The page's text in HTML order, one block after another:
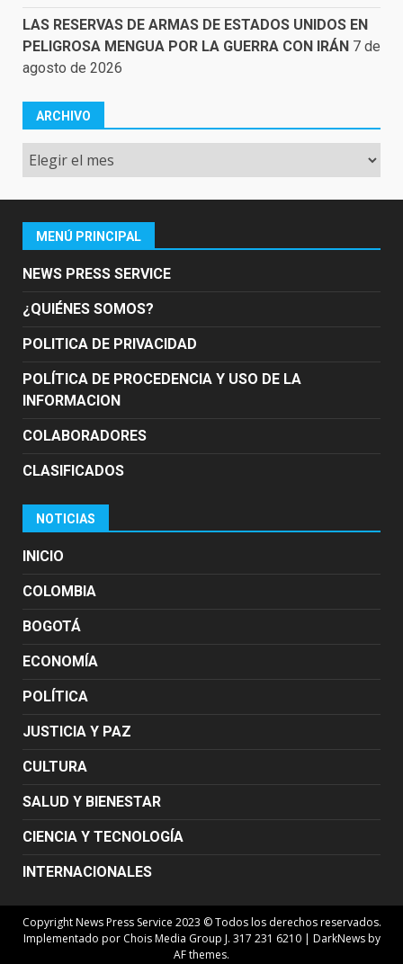
LAS RESERVAS DE ARMAS DE ESTADOS UNIDOS EN
PELIGROSA MENGUA POR LA GUERRA CON IRÁN 7 de
agosto de 2026
ARCHIVO
Archivo
MENÚ PRINCIPAL
NEWS PRESS SERVICE
¿QUIÉNES SOMOS?
POLITICA DE PRIVACIDAD
POLÍTICA DE PROCEDENCIA Y USO DE LA
INFORMACION
COLABORADORES
CLASIFICADOS
NOTICIAS
INICIO
COLOMBIA
BOGOTÁ
ECONOMÍA
POLÍTICA
JUSTICIA Y PAZ
CULTURA
SALUD Y BIENESTAR
CIENCIA Y TECNOLOGÍA
INTERNACIONALES
Copyright News Press Service 2023 © Todos los derechos reservados.
Implementado por Chois Media Group J. 317 231 6210
DarkNewsby
AF themes.